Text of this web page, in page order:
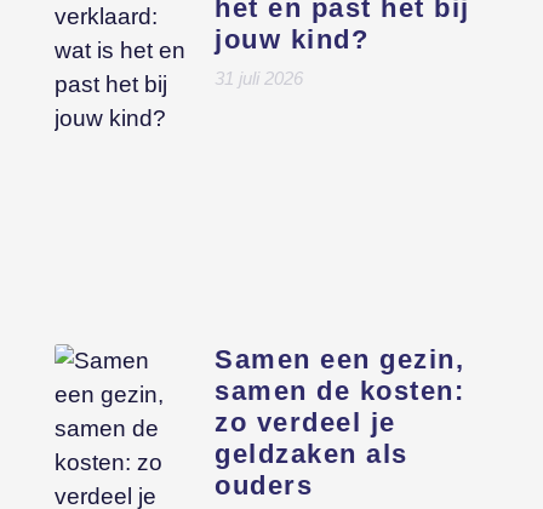
het en past het bij
jouw kind?
31 juli 2026
Samen een gezin,
samen de kosten:
zo verdeel je
geldzaken als
ouders